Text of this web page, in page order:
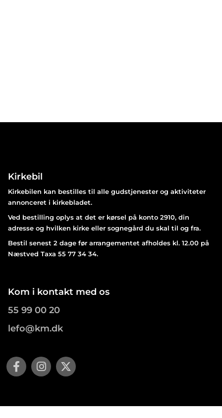
Kirkebil
Kirkebilen kan bestilles til alle gudstjenester og aktiviteter
annonceret i kirkebladet.
Ved bestilling oplys at det er kørsel på konto 2910, din
adresse og hvilken kirke eller sognegård du skal til og fra.
Bestil senest 2 dage før arrangementet afholdes kl. 12.00 på
Næstved Taxa 55 77 34 34.
Kom i kontakt med os
55 99 00 20
lefo@km.dk